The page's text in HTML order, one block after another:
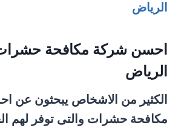
الرياض
احسن شركة مكافحة
الرياض
الكثير من الاشخاص يبحثون عن
مكافحة حشرات والتى توفر لهم